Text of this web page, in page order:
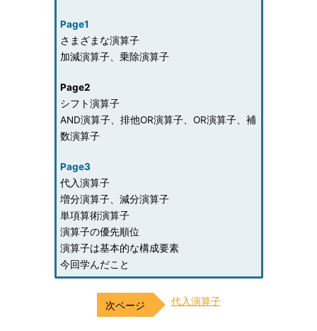
Page1
さまざまな演算子
加減演算子、乗除演算子
Page2
シフト演算子
AND演算子、排他OR演算子、OR演算子、補
数演算子
Page3
代入演算子
増分演算子、減分演算子
単項算術演算子
演算子の優先順位
演算子は基本的な構成要素
今回学んだこと
代入演算子